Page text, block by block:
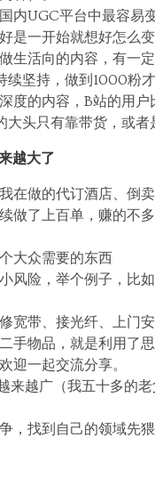
内UGC平台中最容易
是一开始就想好怎么变
生活向的内容，有一
续坚持，做到1000粉
度的内容，B站的用
头只有靠带货，或者
越大了
在做的代订酒店、倒
做了上百单，赚的不
大众需要的东西
风险，举个例子，比
宽带、接光纤、上门
手物品，就是利用了
迎一起交流分享。
来越广（我五十多的
，找到自己的领域先